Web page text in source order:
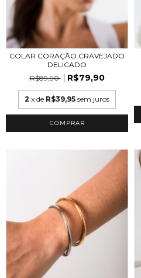
COLAR CORAÇÃO CRAVEJADO
DELICADO
R$89,90
R$79,90
2 x de R$39,95 sem juros
COMPRAR